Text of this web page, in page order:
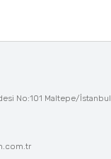
No:101 Maltepe/İstanbul